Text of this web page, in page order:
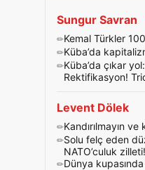
Sungur Savran
Kemal Türkler
Küba’da
Küba’da çıkar
Rektifikasyon!
Levent Dölek
Kandırılmayın ve
Solu felç eden
NATO’culuk zilleti!
Dünya